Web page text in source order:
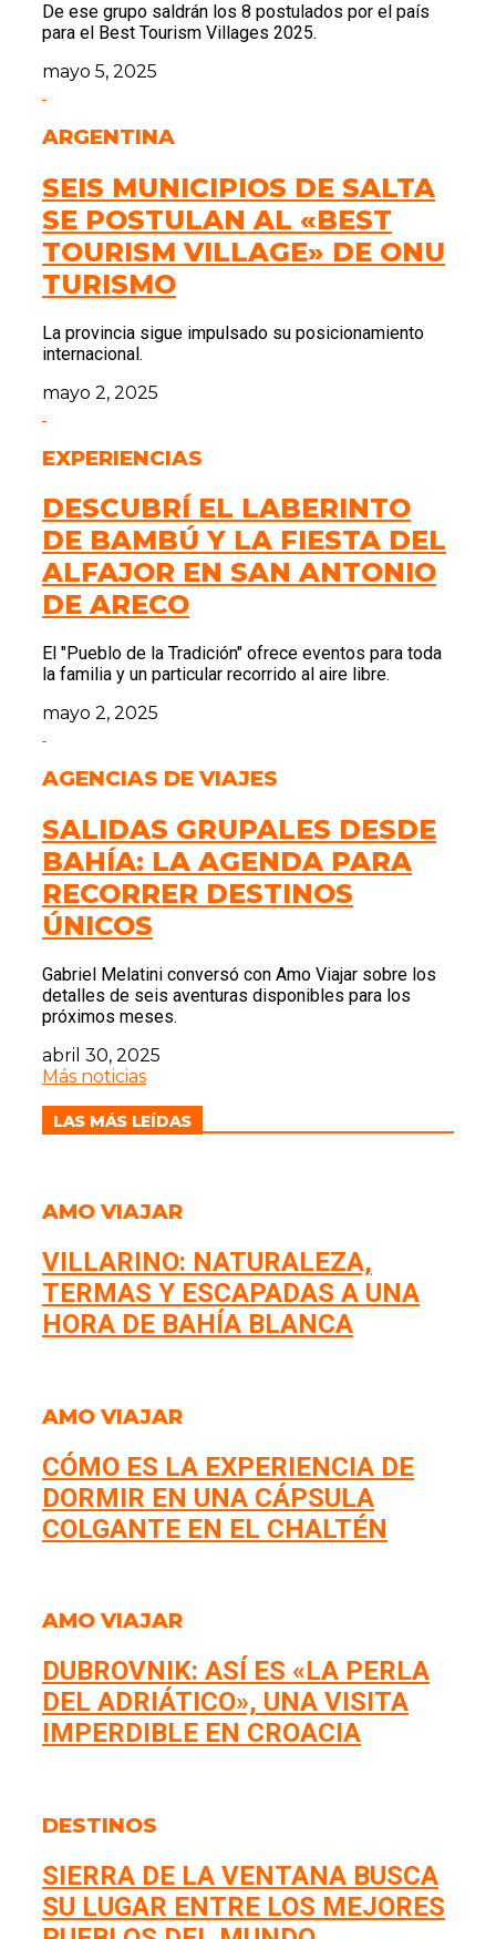
De ese grupo saldrán los 8 postulados por el país
para el Best Tourism Villages 2025.
mayo 5, 2025
ARGENTINA
SEIS MUNICIPIOS DE SALTA
SE POSTULAN AL «BEST
TOURISM VILLAGE» DE ONU
TURISMO
La provincia sigue impulsado su posicionamiento
internacional.
mayo 2, 2025
EXPERIENCIAS
DESCUBRÍ EL LABERINTO
DE BAMBÚ Y LA FIESTA DEL
ALFAJOR EN SAN ANTONIO
DE ARECO
El "Pueblo de la Tradición" ofrece eventos para toda
la familia y un particular recorrido al aire libre.
mayo 2, 2025
AGENCIAS DE VIAJES
SALIDAS GRUPALES DESDE
BAHÍA: LA AGENDA PARA
RECORRER DESTINOS
ÚNICOS
Gabriel Melatini conversó con Amo Viajar sobre los
detalles de seis aventuras disponibles para los
próximos meses.
abril 30, 2025
Más noticias
LAS MÁS LEÍDAS
AMO VIAJAR
VILLARINO: NATURALEZA,
TERMAS Y ESCAPADAS A UNA
HORA DE BAHÍA BLANCA
AMO VIAJAR
CÓMO ES LA EXPERIENCIA DE
DORMIR EN UNA CÁPSULA
COLGANTE EN EL CHALTÉN
AMO VIAJAR
DUBROVNIK: ASÍ ES «LA PERLA
DEL ADRIÁTICO», UNA VISITA
IMPERDIBLE EN CROACIA
DESTINOS
SIERRA DE LA VENTANA BUSCA
SU LUGAR ENTRE LOS MEJORES